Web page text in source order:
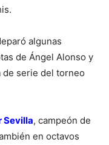
algunas
de Ángel Alonso y
de serie del torneo
Sevilla, campeón de
en octavos